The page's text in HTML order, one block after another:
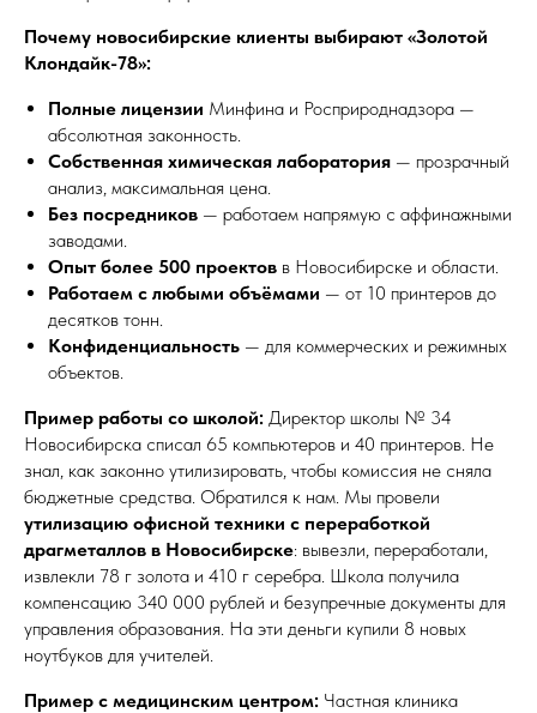
Почему новосибирские клиенты выбирают «Золотой
Клондайк-78»:
Полные лицензии Минфина и Росприроднадзора —
абсолютная законность.
Собственная химическая лаборатория — прозрачный
анализ, максимальная цена.
Без посредников — работаем напрямую с аффинажными
заводами.
Опыт более 500 проектов в Новосибирске и области.
Работаем с любыми объёмами — от 10 принтеров до
десятков тонн.
Конфиденциальность — для коммерческих и режимных
объектов.
Пример работы со школой: Директор школы № 34
Новосибирска списал 65 компьютеров и 40 принтеров. Не
знал, как законно утилизировать, чтобы комиссия не сняла
бюджетные средства. Обратился к нам. Мы провели
утилизацию офисной техники с переработкой
драгметаллов в Новосибирске: вывезли, переработали,
извлекли 78 г золота и 410 г серебра. Школа получила
компенсацию 340 000 рублей и безупречные документы для
управления образования. На эти деньги купили 8 новых
ноутбуков для учителей.
Пример с медицинским центром: Частная клиника